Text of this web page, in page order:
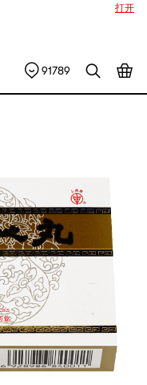
打开
91789